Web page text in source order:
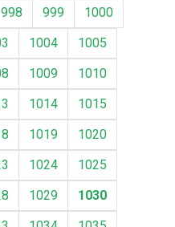
998 999
1000
1004
1005
1009
1010
1014
1015
1019
1020
1024
1025
1029
1030